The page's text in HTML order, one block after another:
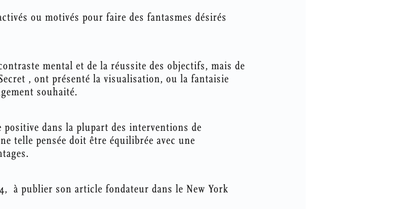
ou motivés pour faire des fantasmes désirés
mental et de la réussite des objectifs, mais de
, ont présenté la visualisation, ou la fantaisie
souhaité.
dans la plupart des interventions de
telle pensée doit être équilibrée avec une
à publier son article fondateur dans le New York